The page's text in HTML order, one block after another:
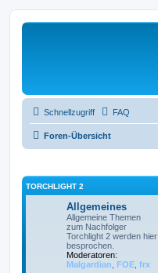
Schnellzugriff FAQ
Foren-Übersicht
TORCHLIGHT 2
Allgemeines
Allgemeine Themen
zum Nachfolger
Torchlight 2 werden hier
besprochen.
Moderatoren:
Malgardian
FOE frx